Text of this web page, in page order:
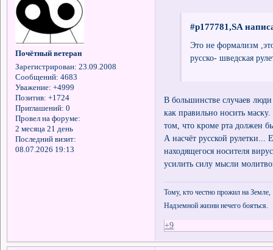
Почётный ветеран
Зарегистрирован: 23.09.2008
Сообщений: 4683
Уважение: +4999
Позитив: +1724
Приглашений: 0
Провел на форуме:
2 месяца 21 день
Последний визит:
08.07.2026 19:13
#p177781,SA
Это не формализм
русско- шведская
В большинстве случаев
как правильно носить
том, что кроме рта должен
А насчёт русской рулетки...
находящегося носителя
усилить силу мысли
Тому, кто честно прожил на Земле,
Надземной жизни нечего бояться.
+9